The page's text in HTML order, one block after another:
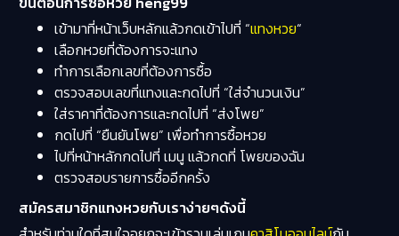
เข้ามาที่หน้าเว็บหลักแล้วกดเข้าไปที่ “แทงหวย“
เลือกหวยที่ต้องการจะแทง
ทำการเลือกเลขที่ต้องการซื้อ
ตรวจสอบเลขที่แทงและกดไปที่ “ใส่จำนวนเงิน”
ใส่ราคาที่ต้องการและกดไปที่ “ส่งโพย”
กดไปที่ “ยืนยันโพย” เพื่อทำการซื้อหวย
ไปที่หน้าหลักกดไปที่ เมนู แล้วกดที่ โพยของฉัน
ตรวจสอบรายการซื้ออีกครั้ง
สมัครสมาชิกแทงหวยกับเราง่ายๆดังนี้